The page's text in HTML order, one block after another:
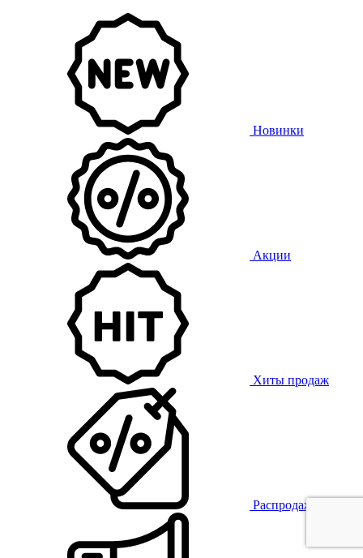
Новинки
Акции
Хиты продаж
Распродажа